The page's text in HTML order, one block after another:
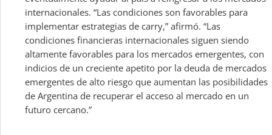
internacionales. “Las condiciones son favorables para
implementar estrategias de carry,” afirmó. “Las
condiciones financieras internacionales siguen siendo
altamente favorables para los mercados emergentes, con
indicios de un creciente apetito por la deuda de mercados
emergentes de alto riesgo que aumentan las posibilidades
de Argentina de recuperar el acceso al mercado en un
futuro cercano.”